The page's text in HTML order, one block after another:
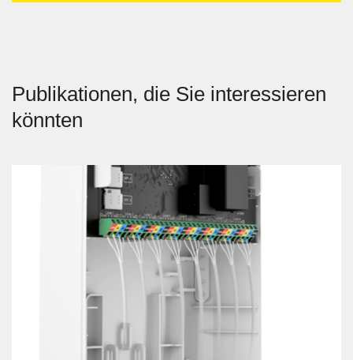
Publikationen, die Sie interessieren
könnten